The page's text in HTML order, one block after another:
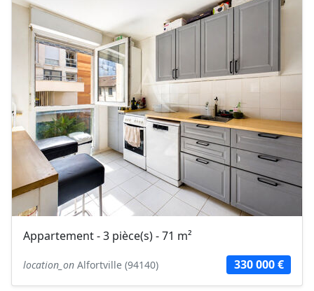
Appartement - 3 pièce(s) - 71 m²
location_on Alfortville (94140) 330 000 €